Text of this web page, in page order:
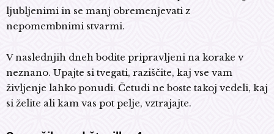
ljubljenimi in se manj obremenjevati z
nepomembnimi stvarmi.
V naslednjih dneh bodite pripravljeni na korake v
neznano. Upajte si tvegati, raziščite, kaj vse vam
življenje lahko ponudi. Četudi ne boste takoj vedeli, kaj
si želite ali kam vas pot pelje, vztrajajte.